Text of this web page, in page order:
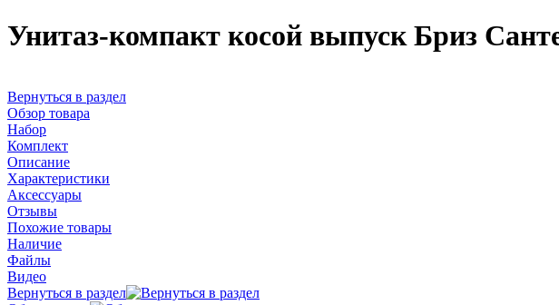
Унитаз-компакт косой выпуск Бриз
Вернуться в раздел
Обзор товара
Набор
Комплект
Описание
Характеристики
Аксессуары
Отзывы
Похожие товары
Наличие
Файлы
Видео
Вернуться в раздел